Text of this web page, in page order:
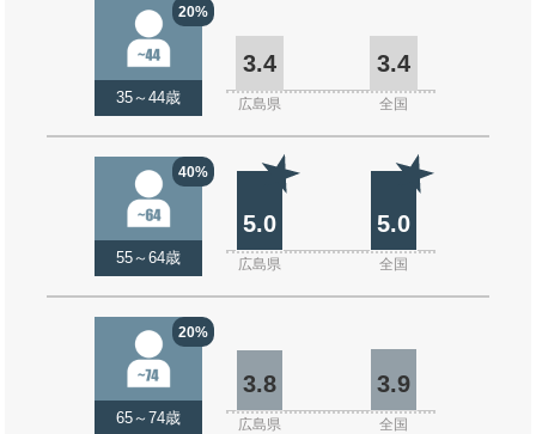
20%
35～44歳
3.4 3.4
広島県 全国
40%
55～64歳
5.0 5.0
広島県 全国
20%
65～74歳
3.8 3.9
広島県 全国